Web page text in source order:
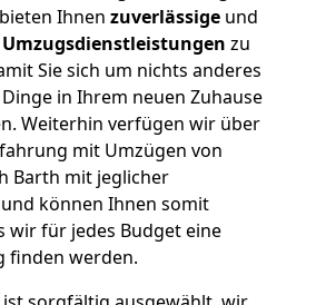
Ihnen zuverlässige und
zu
Sie sich um nichts anderes
in Ihrem neuen Zuhause
Weiterhin verfügen wir über
mit Umzügen von
Barth mit jeglicher
können Ihnen somit
wir für jedes Budget eine
finden werden.